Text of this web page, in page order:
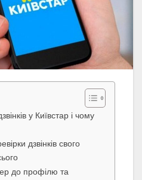
у Київстар і чому
дзвінків свого
до профілю та